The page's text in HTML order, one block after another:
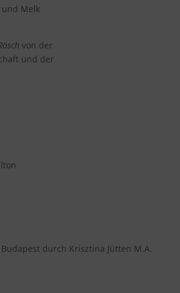
und Melk
von der
und der
durch Krisztina Jütten M.A.